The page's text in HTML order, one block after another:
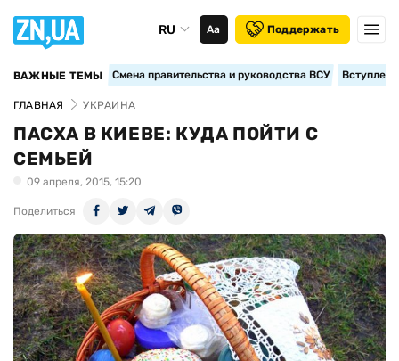
RU Аа Поддержать
ВАЖНЫЕ ТЕМЫ Смена правительства и руководства ВСУ
ГЛАВНАЯ УКРАИНА
ПАСХА В КИЕВЕ: КУДА ПОЙТИ С
СЕМЬЕЙ
09 апреля, 2015, 15:20
Поделиться